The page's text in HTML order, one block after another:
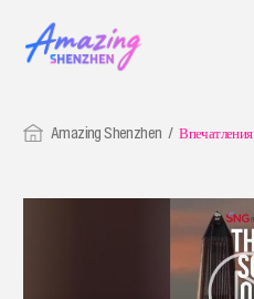
Amazing Shenzhen Впечатления